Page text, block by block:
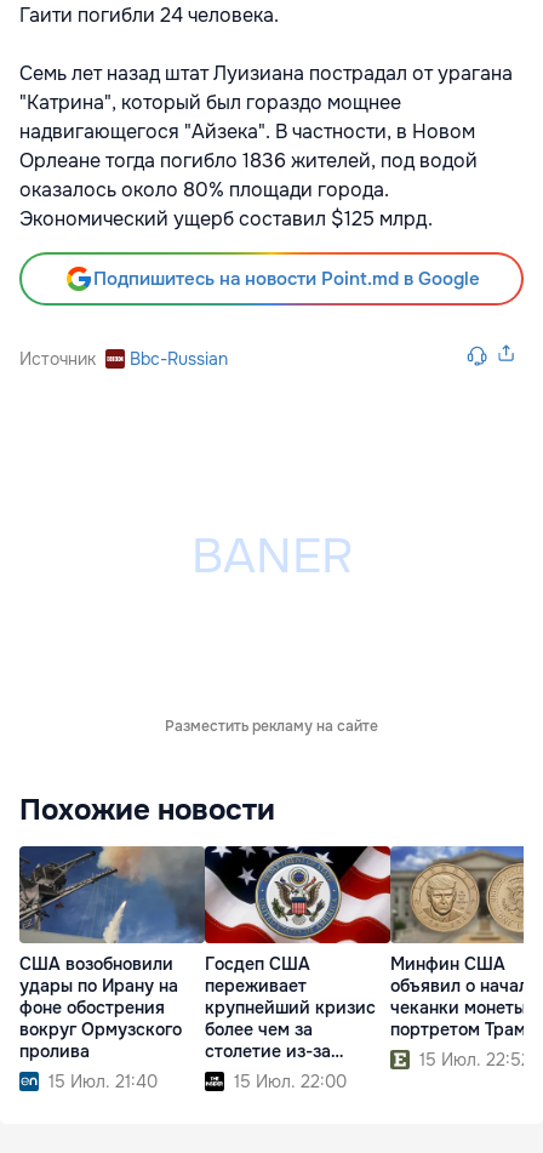
Гаити погибли 24 человека.
Семь лет назад штат Луизиана пострадал от урагана
"Катрина", который был гораздо мощнее
надвигающегося "Айзека". В частности, в Новом
Орлеане тогда погибло 1836 жителей, под водой
оказалось около 80% площади города.
Экономический ущерб составил $125 млрд.
Подпишитесь на новости Point.md в Google
Источник Bbc-Russian
Разместить рекламу на сайте
Похожие новости
США возобновили
удары по Ирану на
фоне обострения
вокруг Ормузского
пролива
15 Июл. 21:40
Госдеп США
переживает
крупнейший кризис
более чем за
столетие из-за
реформ Трампа
15 Июл. 22:00
Минфин США
объявил о начале
чеканки монеты с
портретом
15 Июл. 22:52